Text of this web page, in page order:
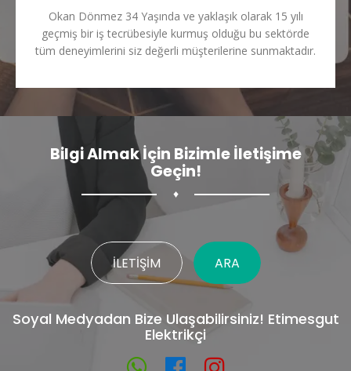
Okan Dönmez 34 Yaşında ve yaklaşık olarak 15 yılı
geçmiş bir iş tecrübesiyle kurmuş olduğu bu sektörde
tüm deneyimlerini siz değerli müşterilerine sunmaktadır.
Bilgi Almak İçin Bizimle İletişime
Geçin!
♦
İLETIŞIM ARA
Soyal Medyadan Bize Ulaşabilirsiniz! Etimesgut
Elektrikçi